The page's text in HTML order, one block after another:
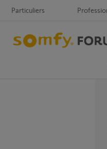
Particuliers